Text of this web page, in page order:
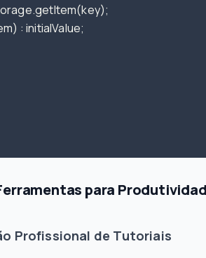
: initialValue;
para
Profissional de Tutoriais